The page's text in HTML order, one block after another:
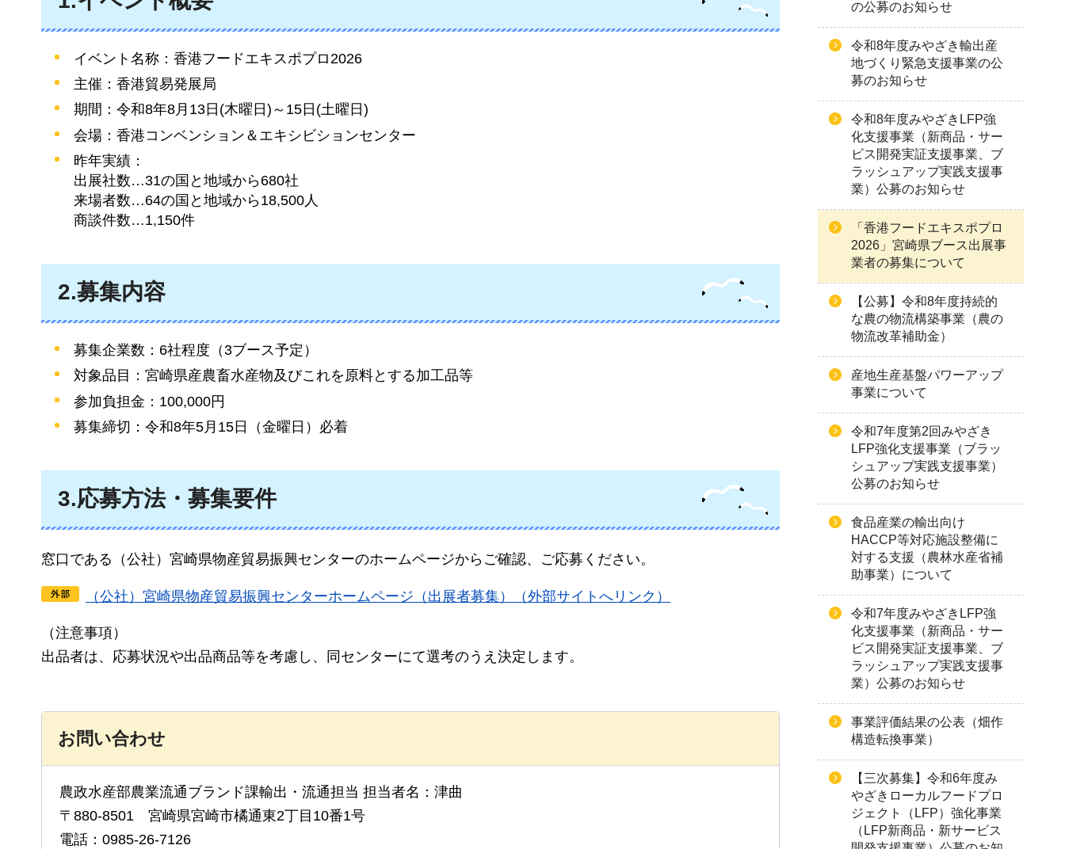
イベント名称：香港フードエキスポプロ2026
主催：香港貿易発展局
期間：令和8年8月13日(木曜日)～15日(土曜日)
会場：香港コンベンション＆エキシビションセンター
昨年実績：
出展社数…31の国と地域から680社
来場者数…64の国と地域から18,500人
商談件数…1,150件
2.募集内容
募集企業数：6社程度（3ブース予定）
対象品目：宮崎県産農畜水産物及びこれを原料とする加工品等
参加負担金：100,000円
募集締切：令和8年5月15日（金曜日）必着
3.応募方法・募集要件
窓口である（公社）宮崎県物産貿易振興センターのホームページからご確認、ご応募ください。
（公社）宮崎県物産貿易振興センターホームページ（出展者募集）（外部サイトへリンク）
（注意事項）
出品者は、応募状況や出品商品等を考慮し、同センターにて選考のうえ決定します。
お問い合わせ
農政水産部農業流通ブランド課輸出・流通担当 担当者名：津曲
〒880-8501 宮崎県宮崎市橘通東2丁目10番1号
電話：0985-26-7126
の公募のお知らせ
令和8年度みやざき輸出産
地づくり緊急支援事業の公
募のお知らせ
令和8年度みやざきLFP強
化支援事業（新商品・サー
ビス開発実証支援事業、ブ
ラッシュアップ実践支援事
業）公募のお知らせ
「香港フードエキスポプロ
2026」宮崎県ブース出展事
業者の募集について
【公募】令和8年度持続的
な農の物流構築事業（農の
物流改革補助金）
産地生産基盤パワーアップ
事業について
令和7年度第2回みやざき
LFP強化支援事業（ブラッ
シュアップ実践支援事業）
公募のお知らせ
食品産業の輸出向け
HACCP等対応施設整備に
対する支援（農林水産省補
助事業）について
令和7年度みやざきLFP強
化支援事業（新商品・サー
ビス開発実証支援事業、ブ
ラッシュアップ実践支援事
業）公募のお知らせ
事業評価結果の公表（畑作
構造転換事業）
【三次募集】令和6年度み
やざきローカルフードプロ
ジェクト（LFP）強化事業
（LFP新商品・新サービス